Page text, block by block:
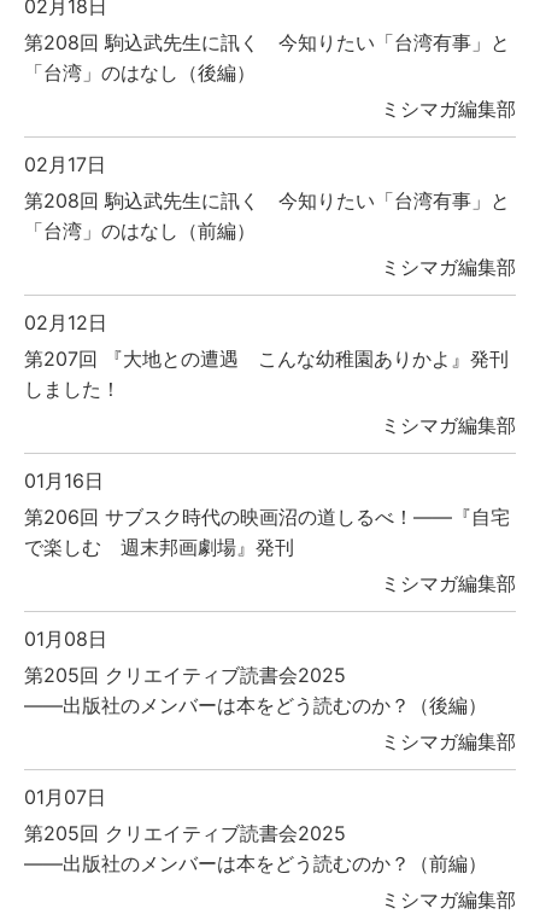
02月18日
第208回 駒込武先生に訊く 今知りたい「台湾有事」と
「台湾」のはなし（後編）
ミシマガ編集部
02月17日
第208回 駒込武先生に訊く 今知りたい「台湾有事」と
「台湾」のはなし（前編）
ミシマガ編集部
02月12日
第207回 『大地との遭遇 こんな幼稚園ありかよ』発刊
しました！
ミシマガ編集部
01月16日
第206回 サブスク時代の映画沼の道しるべ！――『自宅
で楽しむ 週末邦画劇場』発刊
ミシマガ編集部
01月08日
第205回 クリエイティブ読書会2025
――出版社のメンバーは本をどう読むのか？（後編）
ミシマガ編集部
01月07日
第205回 クリエイティブ読書会2025
――出版社のメンバーは本をどう読むのか？（前編）
ミシマガ編集部